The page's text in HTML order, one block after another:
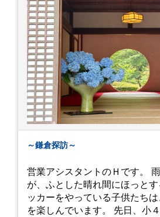
～鎌倉探訪～
営業アシスタントのＨです。
が、ふとした晴れ間にほっと
ッカーをやっている子供たち
を楽しんでいます。 先日、小４三男と鎌倉に日帰